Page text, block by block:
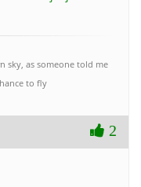
sky, as someone told me
to fly
2